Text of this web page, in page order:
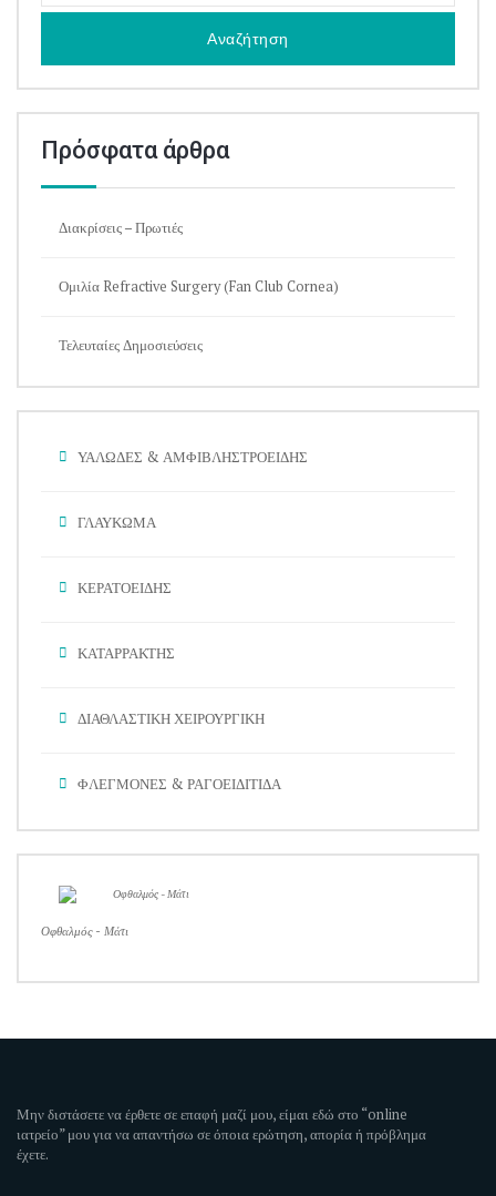
Πρόσφατα άρθρα
Διακρίσεις – Πρωτιές
Ομιλία Refractive Surgery (Fan Club Cornea)
Τελευταίες Δημοσιεύσεις
ΥΑΛΩΔΕΣ & ΑΜΦΙΒΛΗΣΤΡΟΕΙΔΗΣ
ΓΛΑΥΚΩΜΑ
ΚΕΡΑΤΟΕΙΔΗΣ
ΚΑΤΑΡΡΑΚΤΗΣ
ΔΙΑΘΛΑΣΤΙΚΗ ΧΕΙΡΟΥΡΓΙΚΗ
ΦΛΕΓΜΟΝΕΣ & ΡΑΓΟΕΙΔΙΤΙΔΑ
Οφθαλμός - Μάτι
Μην διστάσετε να έρθετε σε επαφή μαζί μου, είμαι εδώ στο “online
ιατρείο” μου για να απαντήσω σε όποια ερώτηση, απορία ή πρόβλημα
έχετε.